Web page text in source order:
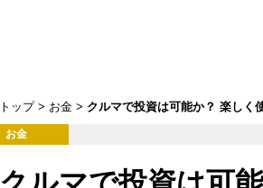
トップ お金 クルマで投資は可能か？ 楽しく
お金